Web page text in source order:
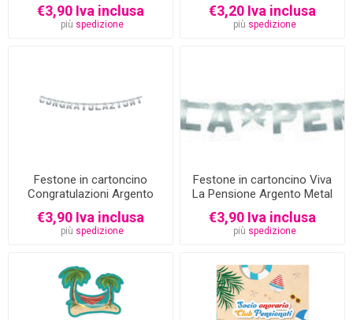
€3,90 Iva inclusa
più spedizione
€3,20 Iva inclusa
più spedizione
Festone in cartoncino
Congratulazioni Argento
metal 225x15 cm
€3,90 Iva inclusa
più spedizione
Festone in cartoncino Viva
La Pensione Argento Metal
240x15 cm
€3,90 Iva inclusa
più spedizione